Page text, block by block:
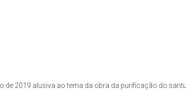
2019 alusiva ao tema da obra da purificação do